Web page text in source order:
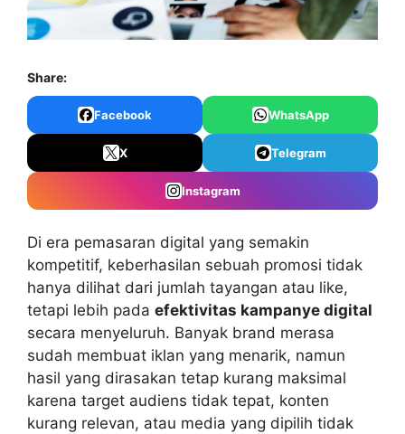
Share:
Facebook WhatsApp
X Telegram
Instagram
Di era pemasaran digital yang semakin
kompetitif, keberhasilan sebuah promosi tidak
hanya dilihat dari jumlah tayangan atau like,
tetapi lebih pada efektivitas kampanye digital
secara menyeluruh. Banyak brand merasa
sudah membuat iklan yang menarik, namun
hasil yang dirasakan tetap kurang maksimal
karena target audiens tidak tepat, konten
kurang relevan, atau media yang dipilih tidak